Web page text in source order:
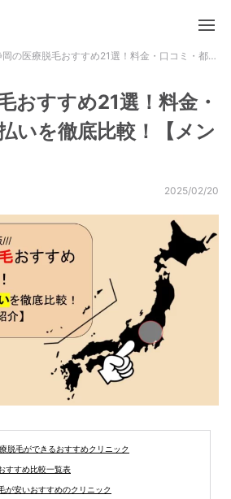
静岡の医療脱毛おすすめ21選！料金・口コミ・都度払いを徹底比較！【メンズも紹介】
おすすめ21選！料金・
いを徹底比較！【メン
2025/02/20
脱毛ができるおすすめクリニック
すすめ比較一覧表
が安いおすすめのクリニック